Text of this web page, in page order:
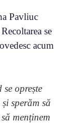
Pavliuc
se
acum
oprește
sperăm să
menținem